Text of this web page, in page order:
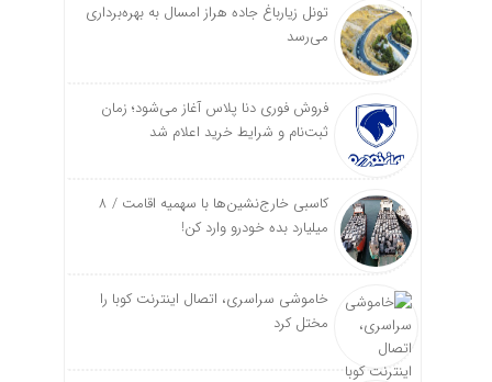
تونل زیارباغ جاده هراز امسال به بهره‌برداری
می‌رسد
فروش فوری دنا پلاس آغاز می‌شود؛ زمان
ثبت‌نام و شرایط خرید اعلام شد
کاسبی خارج‌نشین‌ها با سهمیه اقامت / ۸
میلیارد بده خودرو وارد کن!
خاموشی سراسری، اتصال اینترنت کوبا را
مختل کرد